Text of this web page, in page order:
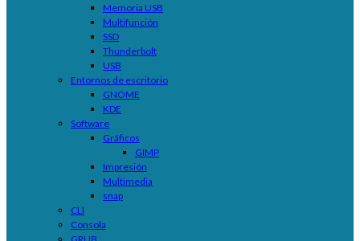
Memoria USB
Multifunción
SSD
Thunderbolt
USB
Entornos de escritorio
GNOME
KDE
Software
Gráficos
GIMP
Impresión
Multimedia
snap
CLI
Consola